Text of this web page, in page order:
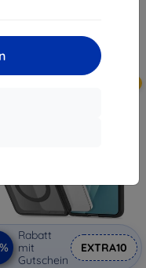
Rabatt
mit
Gutschein
EXTRA10